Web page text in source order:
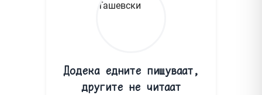
Додека едните пишуваат,
другите не читаат